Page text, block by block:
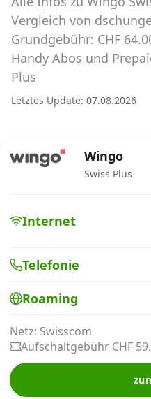
Abos für Tablets,
Watches
Tarifrechner
Alle Anbieter
Handy-Abo
Internet, TV, Telefon
Vergleich von
Grundgebühr: CHF
Handy Abos und
Plus
Letztes Update: 07.08.2026
Wingo
Swiss Plus
Internet
Telefonie
Roaming
Netz: Swisscom
Aufschaltgebühr CHF